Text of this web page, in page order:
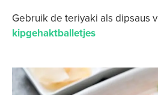
Gebruik de teriyaki als dipsaus
kipgehaktballetjes